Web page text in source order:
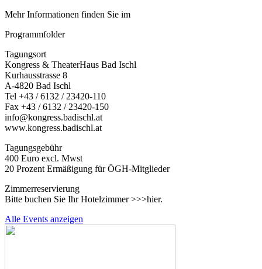
Mehr Infor­ma­tionen finden Sie im
Programm­folder
Tagungsort
Kongress & Thea­ter­Haus Bad Ischl
Kurhaus­strasse 8
A-4820 Bad Ischl
Tel +43 / 6132 / 23420-110
Fax +43 / 6132 / 23420-150
info@kongress.badischl.at
www.kongress.badischl.at
Tagungs­ge­bühr
400 Euro excl. Mwst
20 Prozent Ermä­ßi­gung für ÖGH-Mitglieder
Zimmer­re­ser­vie­rung
Bitte buchen Sie Ihr Hotel­zimmer >>>hier.
Alle Events anzeigen